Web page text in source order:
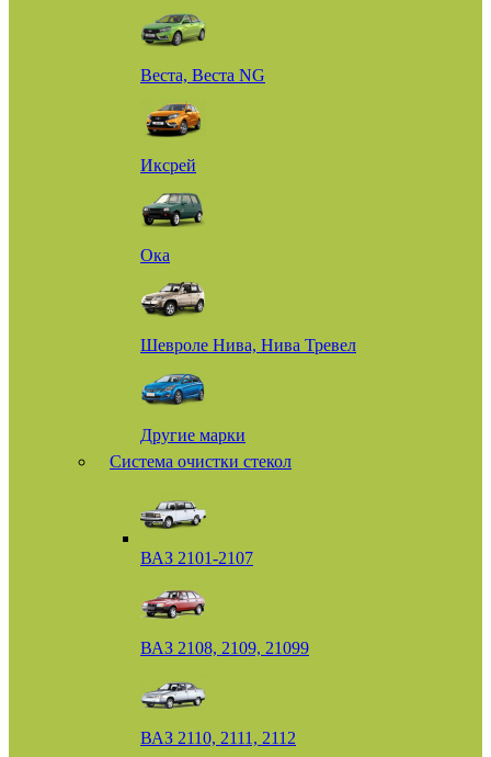
Веста, Веста NG
Иксрей
Ока
Шевроле Нива, Нива Тревел
Другие марки
Система очистки стекол
ВАЗ 2101-2107
ВАЗ 2108, 2109, 21099
ВАЗ 2110, 2111, 2112